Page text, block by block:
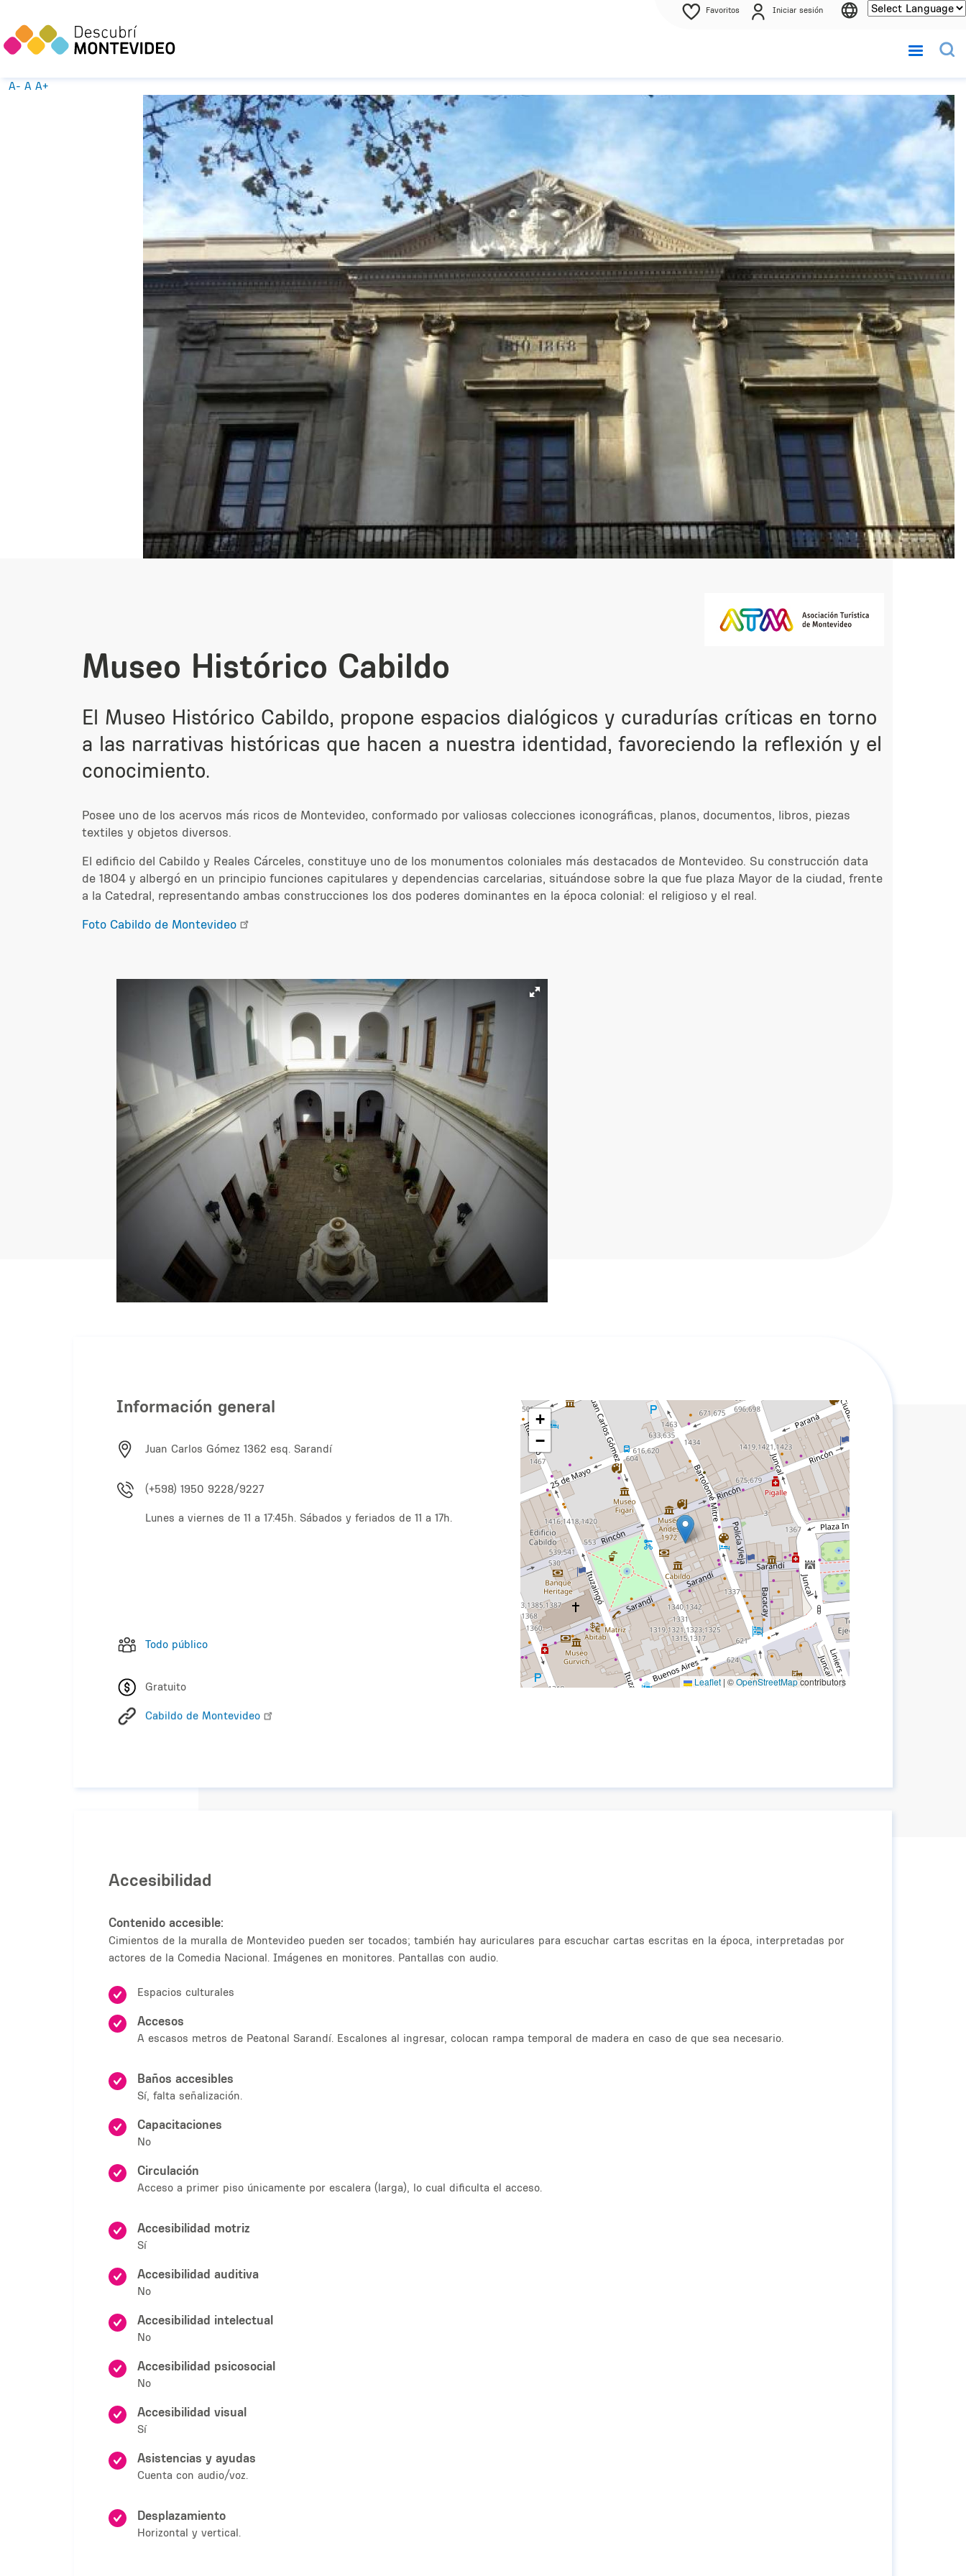
Favoritos Iniciar sesión
A- A A+
Museo Histórico Cabildo
El Museo Histórico Cabildo, propone espacios dialógicos y curadurías críticas en torno
a las narrativas históricas que hacen a nuestra identidad, favoreciendo la reflexión y el
conocimiento.
Posee uno de los acervos más ricos de Montevideo, conformado por valiosas colecciones iconográficas, planos, documentos, libros, piezas
textiles y objetos diversos.
El edificio del Cabildo y Reales Cárceles, constituye uno de los monumentos coloniales más destacados de Montevideo. Su construcción data
de 1804 y albergó en un principio funciones capitulares y dependencias carcelarias, situándose sobre la que fue plaza Mayor de la ciudad, frente
a la Catedral, representando ambas construcciones los dos poderes dominantes en la época colonial: el religioso y el real.
Foto Cabildo de Montevideo
Información general
Juan Carlos Gómez 1362 esq. Sarandí
(+598) 1950 9228/9227
Lunes a viernes de 11 a 17:45h. Sábados y feriados de 11 a 17h.
Todo público
Gratuito
Cabildo de Montevideo
+
−
Leaflet | ©OpenStreetMapcontributors
Accesibilidad
Contenido accesible:
Cimientos de la muralla de Montevideo pueden ser tocados; también hay auriculares para escuchar cartas escritas en la época, interpretadas por
actores de la Comedia Nacional. Imágenes en monitores. Pantallas con audio.
Espacios culturales
Accesos
A escasos metros de Peatonal Sarandí. Escalones al ingresar, colocan rampa temporal de madera en caso de que sea necesario.
Baños accesibles
Sí, falta señalización.
Capacitaciones
No
Circulación
Acceso a primer piso únicamente por escalera (larga), lo cual dificulta el acceso.
Accesibilidad motriz
Sí
Accesibilidad auditiva
No
Accesibilidad intelectual
No
Accesibilidad psicosocial
No
Accesibilidad visual
Sí
Asistencias y ayudas
Cuenta con audio/voz.
Desplazamiento
Horizontal y vertical.